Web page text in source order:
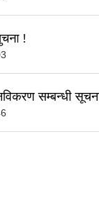
!
सम्बन्धी